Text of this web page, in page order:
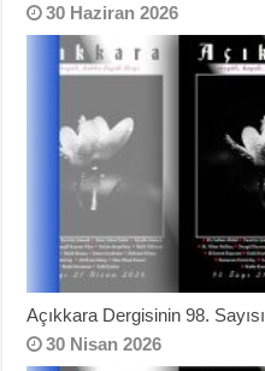
30 Haziran 2026
Açıkkara Dergisinin 98. Sayısı
30 Nisan 2026